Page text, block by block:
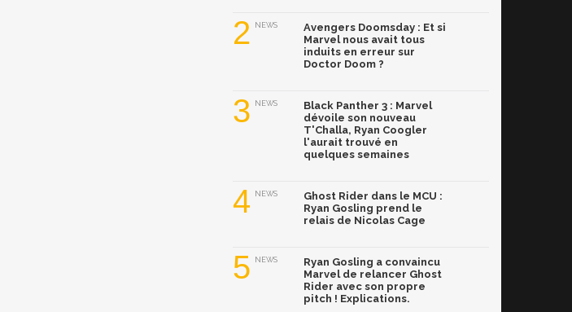
2 NEWS
Avengers Doomsday : Et si
Marvel nous avait tous
induits en erreur sur
Doctor Doom ?
3 NEWS
Black Panther 3 : Marvel
dévoile son nouveau
T'Challa, Ryan Coogler
l'aurait trouvé en
quelques semaines
4 NEWS
Ghost Rider dans le MCU :
Ryan Gosling prend le
relais de Nicolas Cage
5 NEWS
Ryan Gosling a convaincu
Marvel de relancer Ghost
Rider avec son propre
pitch ! Explications.